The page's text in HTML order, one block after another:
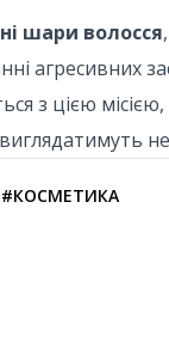
шари волосся
агресивних
з цією місією,
#КОСМЕТИКА